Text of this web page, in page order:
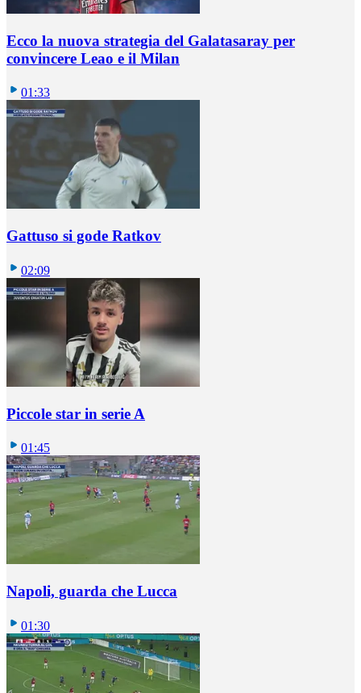
Ecco la nuova strategia del Galatasaray per
convincere Leao e il Milan
01:33
Gattuso si gode Ratkov
02:09
Piccole star in serie A
01:45
Napoli, guarda che Lucca
01:30